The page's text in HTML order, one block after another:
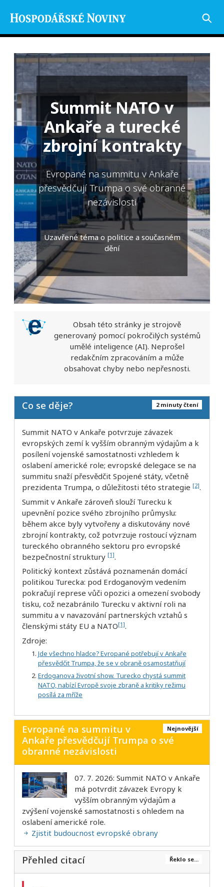
Summit NATO v
Ankaře a turecké
zbrojní kontrakty
Evropané na summitu v Ankaře
přesvědčují Trumpa o své obranné
nezávislosti
Uzavřené téma o politice a současném
dění
Obsah této stránky je strojově
generovaný pomocí pokročilých systémů
umělé inteligence (AI). Neprošel
redakčním zpracováním a může
obsahovat chyby nebo nepřesnosti.
2 minuty čtení
Co se děje?
Summit NATO v Ankaře potvrzuje závazek
evropských zemí k vyšším obranným výdajům a k
posílení vojenské samostatnosti vzhledem k
oslabení americké role; evropské delegace se na
summitu snaží přesvědčit Spojené státy, včetně
prezidenta Trumpa, o důležitosti této strategie [2].
Summit v Ankaře zároveň slouží Turecku k
upevnění pozice svého zbrojního průmyslu:
během akce byly vytvořeny a diskutovány nové
zbrojní kontrakty, což potvrzuje rostoucí význam
tureckého obranného sektoru pro evropské
bezpečnostní struktury [1].
Politický kontext zůstává poznamenán domácí
politikou Turecka: pod Erdoganovým vedením
pokračují represe vůči opozici a omezení svobody
tisku, což nezabránilo Turecku v aktivní roli na
summitu a v navazování partnerských vztahů s
členskými státy EU a NATO[1].
Zdroje:
Jde všechno hladce? Evropané potřebují v Ankaře
přesvědčit Trumpa, že se v obraně osamostatňují
Erdoganova životní show. Turecko chystá summit
NATO, nabízí Evropě svoje zbraně a kritiky režimu
posílá za mříže
Nejnovější
Evropané na summitu v
Ankaře přesvědčují Trumpa o své
obranné nezávislosti
07. 7. 2026: Summit NATO v Ankaře
má potvrdit závazek Evropy k
vyšším obranným výdajům a
zvýšení vojenské samostatnosti s ohledem na
oslabení americké role.
Zjistit budoucnost evropské obrany
Řeklo se...
Přehled citací